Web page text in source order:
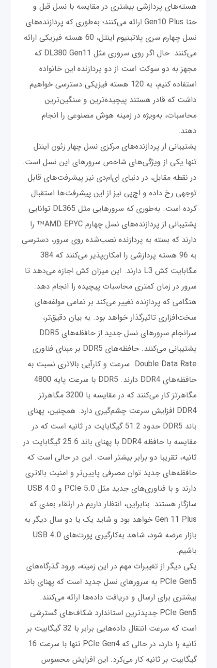
هسته‌های پردازشی بیشتری در مقایسه با نسل قبل و
حتا Gen10 Plus ارائه می‌کنند؛ به‌طوری که پردازنده‌های
نسل چهارم سری پلاتینیوم اینتل، 60 هسته فیزیکی ارائه
می‌کنند. حال اگر روی سروری مثل DL380 Gen11 که
مجهز به دو سوکت است از دو پردازنده این خانواده
استفاده کنیم، به 120 هسته فیزیکی دسترسی خواهیم
داشت که قادر هستند پیچیده‌ترین و سنگین‌ترین
محاسبات، به‌ویژه در زمینه هوش مصنوعی را انجام
دهند.
پشتیبانی از پردازنده‌های مرکزی نسل چهار زئون اینتل
تنها یکی از ویژگی‌های شاخص سرورهای این نسل است.
در نقطه مقابل، در دنیای ای‌ام‌دی نیز پیشرفت‌های قابل
توجهی رخ داده و اچ‌پی نیز از این پیشرفت‌ها استقبال
کرده است. به‌طوری که سرورهایی مثل DL365 توانایی
پشتیبانی از پردازنده‌های نسل چهارم AMD EPYC™ را
دارند که بسته به پردازنده‌ نصب‌شده روی سرور، دسترسی
به 96 هسته پردازشی را امکان‌پذیر می‌کنند که 384
مگابایت کش L3 دارند. این میزان کش اجازه می‌دهد تا
سرور در زمان کمتری محاسبات پیچیده را انجام دهد.
هنگامی که پردازنده تغییر می‌کند بر تمامی مولفه‌های
سخت‌افزاری تاثیرگذار خواهد بود. به بیان دقیق‌تر،
سرانجام سرورهای نسل جدید از حافظه‌های DDR5
پشتیبانی می‌کنند. حافظه‌های DDR5 بر مبنای فناوری
Double Data Rate سرعت و کارآیی بالاتری نسبت به
حافظه‌های DDR4 دارند. DDR5 با سرعت پایه 4800
مگاهرتز کار می‌کنند که در مقایسه با 3200 مگاهرتز
DDR4 افزایش سرعت چشم‌گیری دارد. همچنین، پهنای
باند DDR5 حدود 51.2 گیگابایت در ثانیه است که در
مقایسه با حافظه DDR4 با پهنای باند 25.6 گیگابایت در
ثانیه، تقریبا دو برابر بیشتر است. این در حالی است که
حافظه‌های جدید توان مصرفی پایین‌تر و امنیت بالاتری
دارند و با فناوری‌‌های جدید مثل PCIe 5.0 و USB 4.0
سازگار هستند. بنابراین، انتظار داریم در ارتقاء بعدی که
Gen 11 Plus خواهد بود و شاید یک یا دو سال دیگر به
بازار عرضه شود، شاهد به‌کارگیری پورت‌های USB 4.0
باشیم.
یکی دیگر از تغییرات مهم در این زمینه، ورود گذرگاه‌های
PCIe Gen5 به سرورهای نسل جدید است که پهنای باند
بیشتری برای ارسال و دریافت داده‌ها ارائه می‌کنند.
PCIe Gen5 جدیدترین استاندارد شکاف‌های گسترشی
است که سرعت انتقال داده‌هایی برابر با 32 گیگابیت بر
ثانیه را دارد، در حالی که PCIe Gen4 تنها با سرعت 16
گیگابیت بر ثانیه کار می‌کرد. این افزایش محسوس